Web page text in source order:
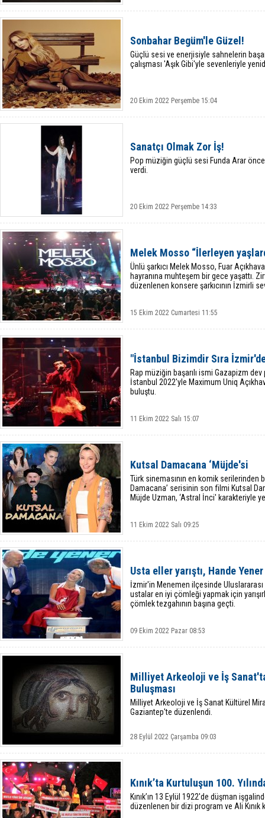
Sonbahar Begüm'le Güzel!
Güçlü sesi ve enerjisiyle sahnelerin
çalışması 'Aşık Gibi'yle sevenleriyle
20 Ekim 2022 Perşembe 15:04
Sanatçı Olmak Zor İş!
Pop müziğin güçlü sesi Funda Arar
verdi.
20 Ekim 2022 Perşembe 14:33
Melek Mosso “İlerleyen
Ünlü şarkıcı Melek Mosso, Fuar
hayranına muhteşem bir gece yaşattı.
düzenlenen konsere şarkıcının İzmirli
15 Ekim 2022 Cumartesi 11:55
"İstanbul Bizimdir Sıra
Rap müziğin başarılı ismi Gazapizm
İstanbul 2022'yle Maximum Uniq
buluştu.
11 Ekim 2022 Salı 15:07
Kutsal Damacana ‘Müjde'si
​Türk sinemasının en komik serilerinden
Damacana’ serisinin son filmi Kutsal
Müjde Uzman, ‘Astral İnci' karakteriyle
11 Ekim 2022 Salı 09:25
Usta eller yarıştı, Hande
İzmir'in Menemen ilçesinde
ustalar en iyi çömleği yapmak için
çömlek tezgahının başına geçti.
09 Ekim 2022 Pazar 08:53
Milliyet Arkeoloji ve İş
Buluşması
Milliyet Arkeoloji ve İş Sanat Kültürel
Gaziantep'te düzenlendi.
28 Eylül 2022 Çarşamba 09:03
Kınık’ta Kurtuluşun 100.
Kınık’ın 13 Eylül 1922'de düşman
düzenlenen bir dizi program ve Ali Kınık